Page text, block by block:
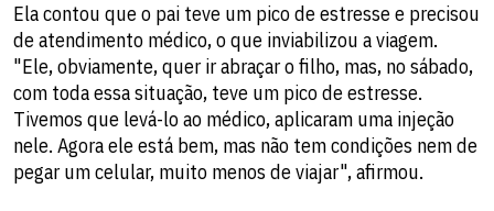
Ela contou que o pai teve um pico de estresse e precisou
de atendimento médico, o que inviabilizou a viagem.
"Ele, obviamente, quer ir abraçar o filho, mas, no sábado,
com toda essa situação, teve um pico de estresse.
Tivemos que levá-lo ao médico, aplicaram uma injeção
nele. Agora ele está bem, mas não tem condições nem de
pegar um celular, muito menos de viajar", afirmou.